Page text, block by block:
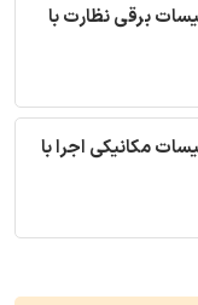
برقی نظارت با
مکانیکی اجرا با